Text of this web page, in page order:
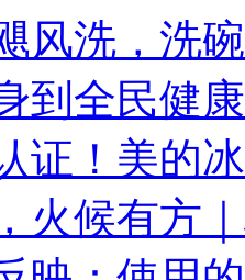
风洗，洗
到全民健
证！美的
火候有方